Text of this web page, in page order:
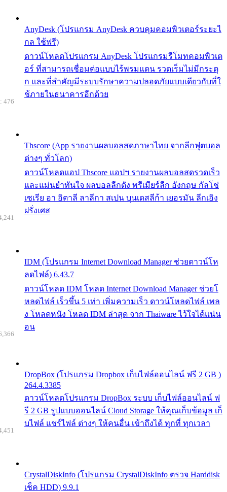
AnyDesk (โปรแกรม AnyDesk ควบคุมคอมพิวเตอร์ระยะไ
กล ใช้ฟรี)
ดาวน์โหลดโปรแกรม AnyDesk โปรแกรมรีโมทคอมพิวเต
อร์ ที่สามารถเชื่อมต่อแบบไร้พรมแดน รวดเร็มไม่มีกระตุ
ก และที่สำคัญมีระบบรักษาความปลอดภัยแบบเดียวกับที่ใ
ช้ภายในธนาคารอีกด้วย
Thscore (App รายงานผลบอลสดภาษาไทย จากลีกฟุตบอล
ต่างๆ ทั่วโลก)
ดาวน์โหลดแอป Thscore แอปฯ รายงานผลบอลสดรวดเร็ว
และแม่นยำทันใจ ผลบอลลีกดัง พรีเมียร์ลีก อังกฤษ กัลโช่
เซเรีย อา อิตาลี ลาลีกา สเปน บุนเดสลีก้า เยอรมัน ลีกเอิง
ฝรั่งเศส
476
IDM (โปรแกรม Internet Download Manager ช่วยดาวน์โห
ลดไฟล์) 6.43.7
ดาวน์โหลด IDM โหลด Internet Download Manager ช่วยโ
หลดไฟล์ เร็วขึ้น 5 เท่า เพิ่มความเร็ว ดาวน์โหลดไฟล์ เพล
ง โหลดหนัง โหลด IDM ล่าสุด จาก Thaiware ไว้ใจได้แน่น
อน
DropBox (โปรแกรม Dropbox เก็บไฟล์ออนไลน์ ฟรี 2 GB )
264.4.3385
ดาวน์โหลดโปรแกรม DropBox ระบบ เก็บไฟล์ออนไลน์ ฟ
รี 2 GB รูปแบบออนไลน์ Cloud Storage ให้คุณเก็บข้อมูล เก็
บไฟล์ แชร์ไฟล์ ต่างๆ ให้คนอื่น เข้าถึงได้ ทุกที่ ทุกเวลา
CrystalDiskInfo (โปรแกรม CrystalDiskInfo ตรวจ Harddisk
เช็ค HDD) 9.9.1